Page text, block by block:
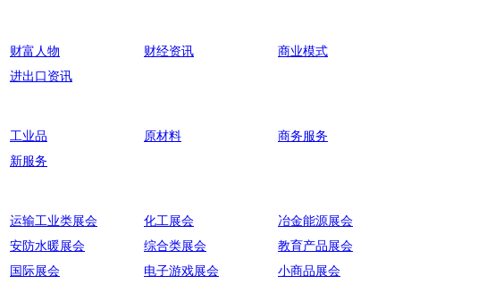
财富人物 财经资讯
商业模式
进出口资讯
工业品 原材料
商务服务
新服务
运输工业类展会 化工展会
冶金能源展会
安防水暖展会 综合类展会
教育产品展会
国际展会 电子游戏展会
小商品展会